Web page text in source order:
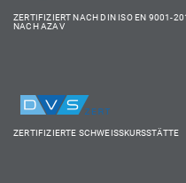
ZERTIFIZIERT NACH DIN ISO EN 9001-
NACH AZAV
ZERTIFIZIERTE SCHWEISSKURSSTÄTTE